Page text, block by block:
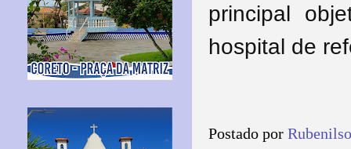
principal
hospital de
Postado por